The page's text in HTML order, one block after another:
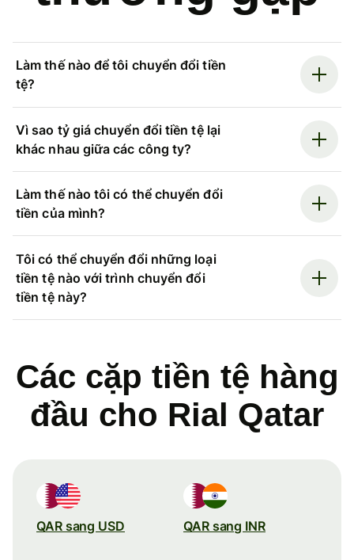
Làm thế nào để tôi chuyển đổi tiền
tệ?
Vì sao tỷ giá chuyển đổi tiền tệ lại
khác nhau giữa các công ty?
Làm thế nào tôi có thể chuyển đổi
tiền của mình?
Tôi có thể chuyển đổi những loại
tiền tệ nào với trình chuyển đổi
tiền tệ này?
Các cặp tiền tệ hàng
đầu cho Rial Qatar
QAR sang USD QAR sang INR